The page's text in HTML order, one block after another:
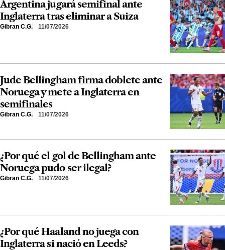
Argentina jugará semifinal ante
Inglaterra tras eliminar a Suiza
Gibran C.G. 11/07/2026
Jude Bellingham firma doblete ante
Noruega y mete a Inglaterra en
semifinales
Gibran C.G. 11/07/2026
¿Por qué el gol de Bellingham ante
Noruega pudo ser ilegal?
Gibran C.G. 11/07/2026
¿Por qué Haaland no juega con
Inglaterra si nació en Leeds?